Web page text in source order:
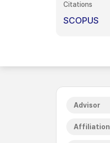
Citations
SCOPUS
Advisor
Affiliation